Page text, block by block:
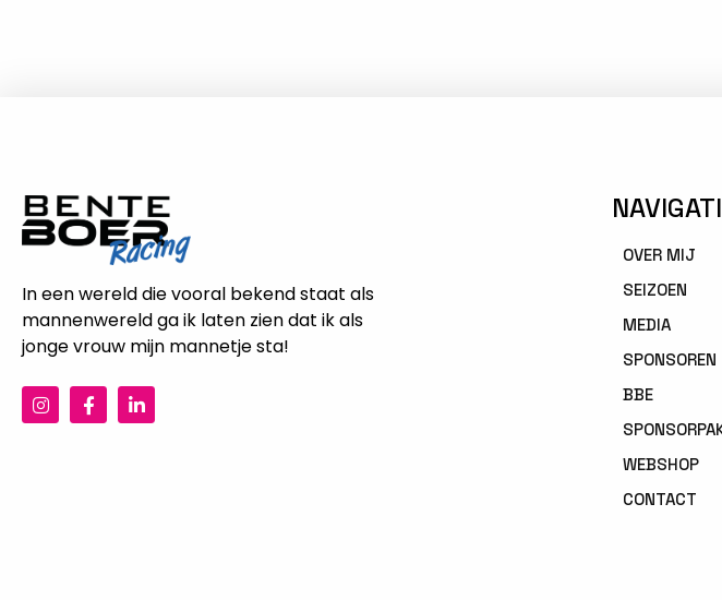
In een wereld die vooral bekend staat als
mannenwereld ga ik laten zien dat ik als
jonge vrouw mijn mannetje sta!
OVER MIJ
SEIZOEN
MEDIA
SPONSOREN
BBE
WEBSHOP
CONTACT